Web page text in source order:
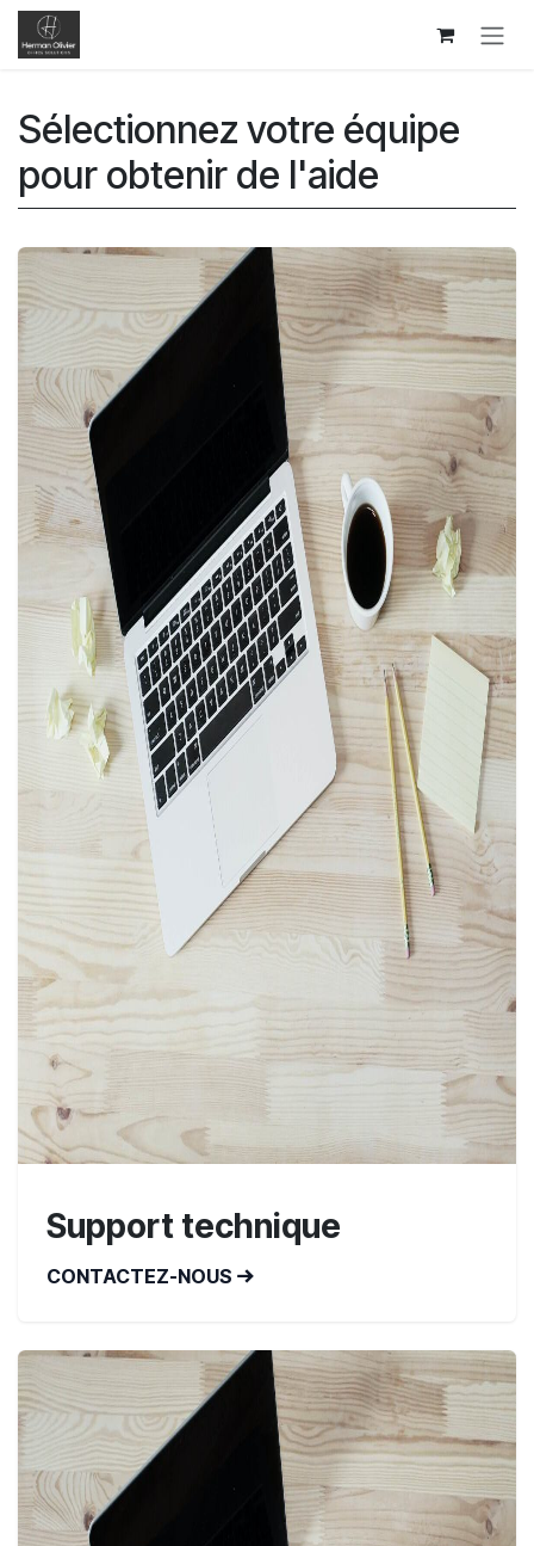
Se rendre au contenu
Sélectionnez votre équipe
pour obtenir de l'aide
Support technique
CONTACTEZ-NOUS